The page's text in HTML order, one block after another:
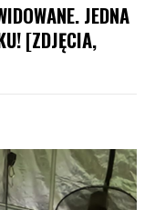
JEDNA
[ZDJĘCIA,